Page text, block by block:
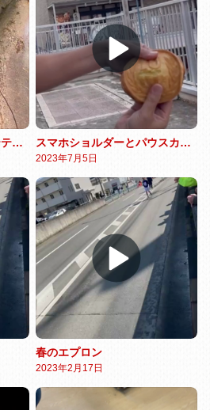
リップル生地の涼しいステテコパンツ スマホショルダーとパウスカート
2023年7月5日
春のエプロン
2023年2月17日